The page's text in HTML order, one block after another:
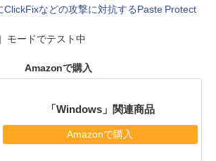
ClickFixなどの攻撃に対抗するPaste Protect
モードでテスト中
Amazonで購入
「Windows」関連商品
Amazonで購入